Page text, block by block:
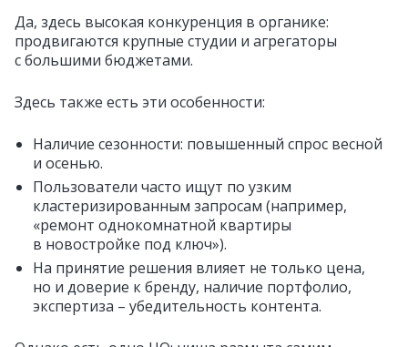
Да, здесь высокая конкуренция в органике:
продвигаются крупные студии и агрегаторы
с большими бюджетами.
Здесь также есть эти особенности:
Наличие сезонности: повышенный спрос весной
и осенью.
Пользователи часто ищут по узким
кластеризированным запросам (например,
«ремонт однокомнатной квартиры
в новостройке под ключ»).
На принятие решения влияет не только цена,
но и доверие к бренду, наличие портфолио,
экспертиза – убедительность контента.